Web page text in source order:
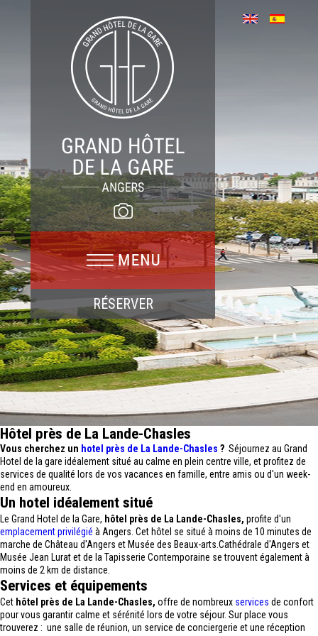
RÉSERVER
Hôtel près de La Lande-Chasles
Vous cherchez un hotel près de La Lande-Chasles ? Séjournez au Grand
Hotel de la gare idéalement situé au calme en plein centre ville, et profitez de
services de qualité lors de vos vacances en famille, entre amis ou d'un week-
end en amoureux.
Un hotel idéalement situé
Le Grand Hotel de la Gare, hôtel près de La Lande-Chasles, profite d'un
emplacement privilégié à Angers. Cet hôtel se situé à moins de 10 minutes de
marche de Château d'Angers et Musée des Beaux-arts.Cathédrale d'Angers et
Musée Jean Lurat et de la Tapisserie Contemporaine se trouvent également à
moins de 2 km de distance.
Services et équipements
Cet hôtel près de La Lande-Chasles, offre de nombreux services de confort
pour vous garantir calme et sérénité lors de votre séjour. Sur place vous
trouverez : une salle de réunion, un service de conciergerie et une réception